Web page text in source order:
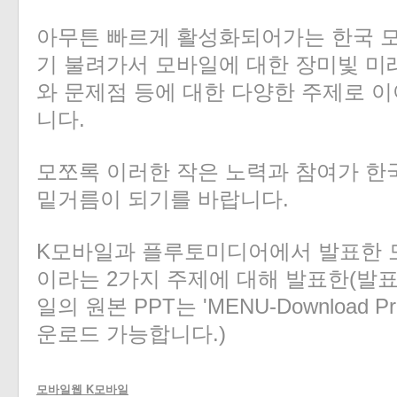
아무튼 빠르게 활성화되어가는 한국
기 불려가서 모바일에 대한 장미빛
와 문제점 등에 대한 다양한 주제로
니다.
모쪼록 이러한 작은 노력과 참여가
밑거름이 되기를 바랍니다.
K모바일과 플루토미디어에서 발표한
이라는 2가지 주제에 대해 발표한(발
일의 원본 PPT는 'MENU-Download
운로드 가능합니다.)
모바일웹 K모바일
« »